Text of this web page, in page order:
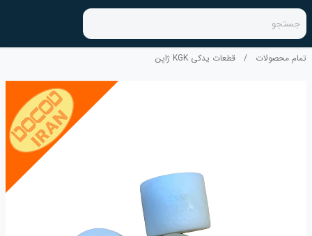
جستجو
تمام محصولات / قطعات یدکی KGK ژاپن